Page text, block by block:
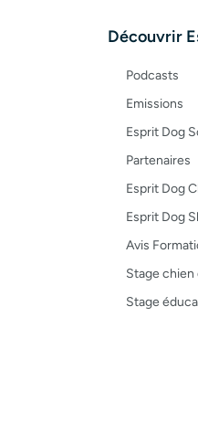
Recettes
Découvrir
Podcasts
Emissions
Esprit Dog
Partenaires
Esprit Dog
Esprit Dog
Avis
Stage
Stage